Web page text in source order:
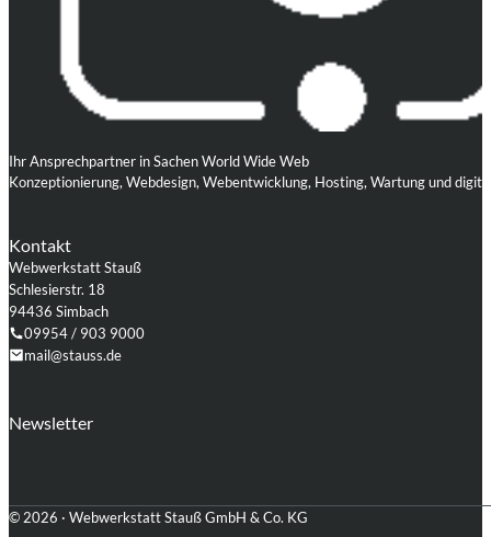
Ihr Ansprechpartner in Sachen World Wide Web
Konzeptionierung, Webdesign, Webentwicklung, Hosting, Wartung und
Kontakt
Webwerkstatt Stauß
Schlesierstr. 18
94436 Simbach
09954 / 903 9000
mail@stauss.de
Newsletter
© 2026 · Webwerkstatt Stauß GmbH & Co. KG